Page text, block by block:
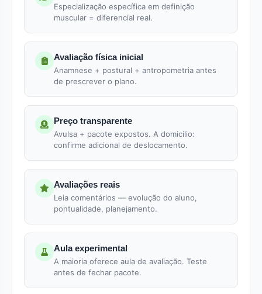
Especialização específica em definição
muscular = diferencial real.
Avaliação física inicial
Anamnese + postural + antropometria antes
de prescrever o plano.
Preço transparente
Avulsa + pacote expostos. A domicílio:
confirme adicional de deslocamento.
Avaliações reais
Leia comentários — evolução do aluno,
pontualidade, planejamento.
Aula experimental
A maioria oferece aula de avaliação. Teste
antes de fechar pacote.